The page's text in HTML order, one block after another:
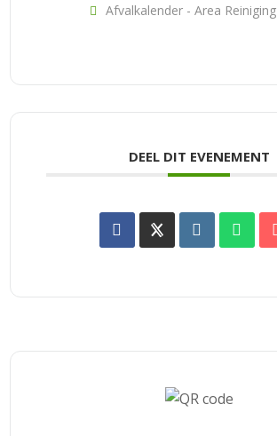
Afvalkalender - Area Reiniging
DEEL DIT EVENEMENT